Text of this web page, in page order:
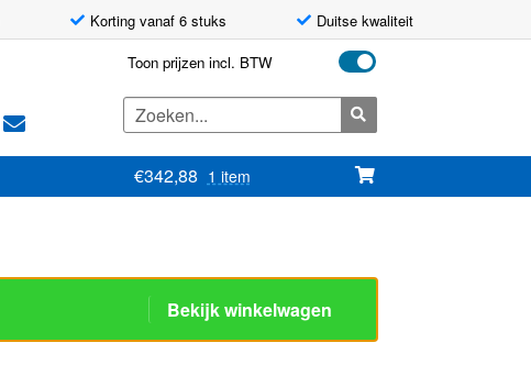
Korting vanaf 6 stuks Duitse kwaliteit
Toon prijzen incl. BTW
Zoeken
naar:
€342,88 1 item
Bekijk winkelwagen